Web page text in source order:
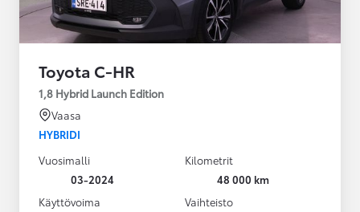
Toyota C-HR
1,8 Hybrid Launch Edition
Vaasa
HYBRIDI
Vuosimalli
03-2024
Kilometrit
48 000 km
Käyttövoima
Vaihteisto